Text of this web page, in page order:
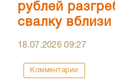
рублей
свалку
18.07.202609:27
Комментарии